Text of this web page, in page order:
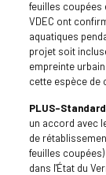
feuilles coupées
VDEC ont
aquatiques
projet soit
empreinte
cette espèce de
PLUS-
un accord avec
de
feuilles
dans l'État du